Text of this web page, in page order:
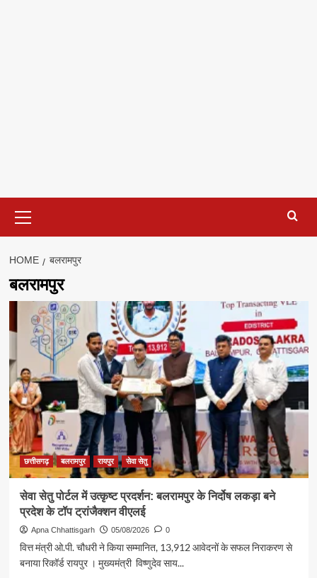
Menu
HOME बलरामपुर
बलरामपुर
छत्तीसगढ़ बलरामपुर रायपुर सेवा सेतु
सेवा सेतु पोर्टल में उत्कृष्ट प्रदर्शन: बलरामपुर के निर्दोष लकड़ा बने
प्रदेश के टॉप ट्रांजैक्शन वीएलई
Apna Chhattisgarh 05/08/2026 0
वित्त मंत्री ओ.पी. चौधरी ने किया सम्मानित, 13,912 आवेदनों के सफल निराकरण से
बनाया रिकॉर्ड रायपुर । मुख्यमंत्री विष्णुदेव साय...